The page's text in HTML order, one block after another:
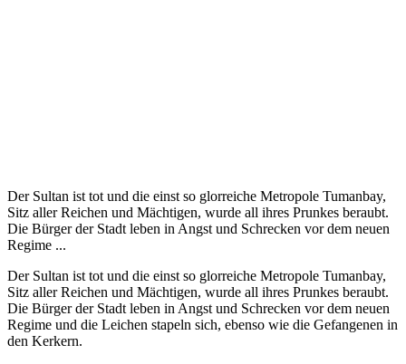
Der Sultan ist tot und die einst so glorreiche Metropole Tumanbay,
Sitz aller Reichen und Mächtigen, wurde all ihres Prunkes beraubt.
Die Bürger der Stadt leben in Angst und Schrecken vor dem neuen
Regime ...
Der Sultan ist tot und die einst so glorreiche Metropole Tumanbay,
Sitz aller Reichen und Mächtigen, wurde all ihres Prunkes beraubt.
Die Bürger der Stadt leben in Angst und Schrecken vor dem neuen
Regime und die Leichen stapeln sich, ebenso wie die Gefangenen in
den Kerkern.